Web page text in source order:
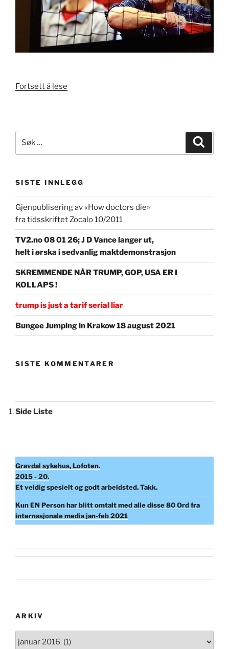
Fortsett å lese
etter:
SISTE INNLEGG
Gjenpublisering av «How doctors die»
fra tidsskriftet Zocalo 10/2011
TV2.no 08 01 26; J D Vance langer ut,
helt i ørska i sedvanlig maktdemonstrasjon
SKREMMENDE NÅR TRUMP, GOP, USA ER I
KOLLAPS !
trump is just a tarif serial liar
Bungee Jumping in Krakow 18 august 2021
SISTE KOMMENTARER
Side Liste
Gravdal sykehus, Lofoten.
2015 - 20.
Et veldig spesielt og godt arbeidsted. Takk.
Kun EN Person har blitt omtalt med alle disse 80 Ord fra
internasjonale media jan-feb 2021
ARKIV